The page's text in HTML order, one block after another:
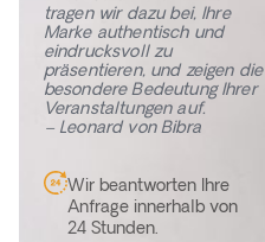
tragen wir dazu bei, Ihre
Marke authentisch und
eindrucksvoll zu
präsentieren, und zeigen die
besondere Bedeutung Ihrer
Veranstaltungen auf.
– Leonard von Bibra
Wir beantworten Ihre
Anfrage innerhalb von
24 Stunden.